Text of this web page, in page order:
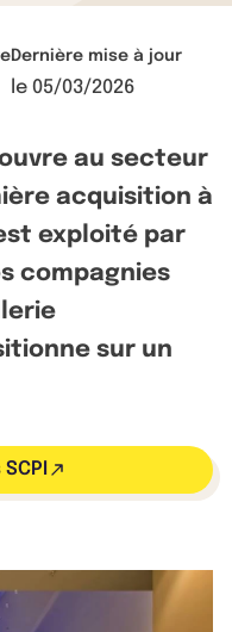
Dernière mise à jour
le 05/03/2026
au secteur
acquisition à
exploité par
compagnies
sur un